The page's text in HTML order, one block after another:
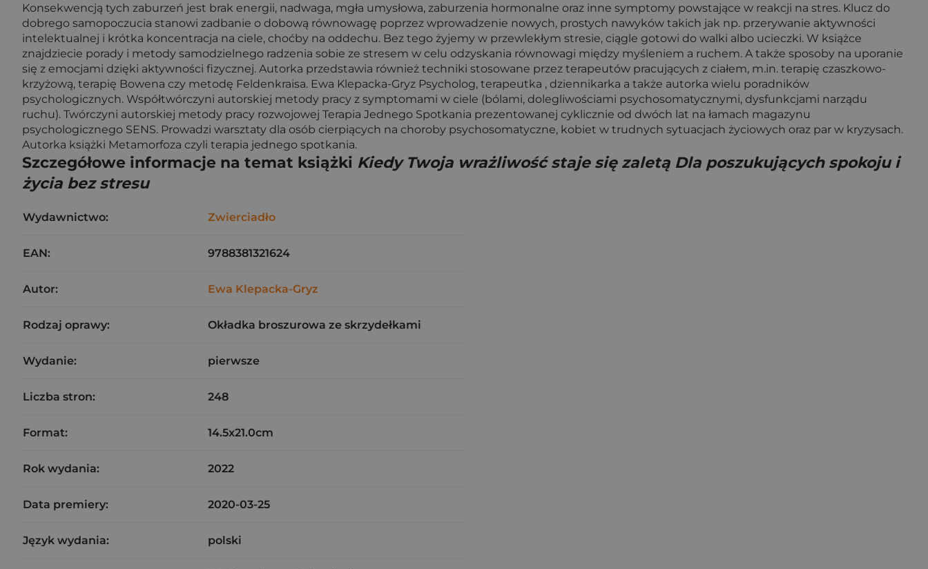
Konsekwencją tych zaburzeń jest brak energii, nadwaga, mgła umysłowa, zaburzenia hormonalne oraz inne symptomy powstające w reakcji na stres. Klucz do
dobrego samopoczucia stanowi zadbanie o dobową równowagę poprzez wprowadzenie nowych, prostych nawyków takich jak np. przerywanie aktywności
intelektualnej i krótka koncentracja na ciele, choćby na oddechu. Bez tego żyjemy w przewlekłym stresie, ciągle gotowi do walki albo ucieczki. W książce
znajdziecie porady i metody samodzielnego radzenia sobie ze stresem w celu odzyskania równowagi między myśleniem a ruchem. A także sposoby na uporanie
się z emocjami dzięki aktywności fizycznej. Autorka przedstawia również techniki stosowane przez terapeutów pracujących z ciałem, m.in. terapię czaszkowo-
krzyżową, terapię Bowena czy metodę Feldenkraisa. Ewa Klepacka-Gryz Psycholog, terapeutka , dziennikarka a także autorka wielu poradników
psychologicznych. Współtwórczyni autorskiej metody pracy z symptomami w ciele (bólami, dolegliwościami psychosomatycznymi, dysfunkcjami narządu
ruchu). Twórczyni autorskiej metody pracy rozwojowej Terapia Jednego Spotkania prezentowanej cyklicznie od dwóch lat na łamach magazynu
psychologicznego SENS. Prowadzi warsztaty dla osób cierpiących na choroby psychosomatyczne, kobiet w trudnych sytuacjach życiowych oraz par w kryzysach.
Autorka książki Metamorfoza czyli terapia jednego spotkania.
Szczegółowe informacje na temat książki Kiedy Twoja wrażliwość staje się zaletą Dla poszukujących spokoju i
życia bez stresu
Wydawnictwo: Zwierciadło
EAN: 9788381321624
Autor: Ewa Klepacka-Gryz
Rodzaj oprawy: Okładka broszurowa ze skrzydełkami
Wydanie: pierwsze
Liczba stron: 248
Format: 14.5x21.0cm
Rok wydania: 2022
Data premiery: 2020-03-25
Język wydania: polski